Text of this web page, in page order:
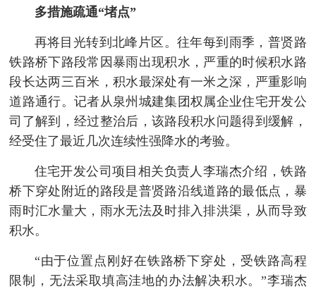
多措施疏通“堵点”
再将目光转到北峰片区。往年每到雨季，普贤路
铁路桥下路段常因暴雨出现积水，严重的时候积水路
段长达两三百米，积水最深处有一米之深，严重影响
道路通行。记者从泉州城建集团权属企业住宅开发公
司了解到，经过整治后，该路段积水问题得到缓解，
经受住了最近几次连续性强降水的考验。
住宅开发公司项目相关负责人李瑞杰介绍，铁路
桥下穿处附近的路段是普贤路沿线道路的最低点，暴
雨时汇水量大，雨水无法及时排入排洪渠，从而导致
积水。
“由于位置点刚好在铁路桥下穿处，受铁路高程
限制，无法采取填高洼地的办法解决积水。”李瑞杰